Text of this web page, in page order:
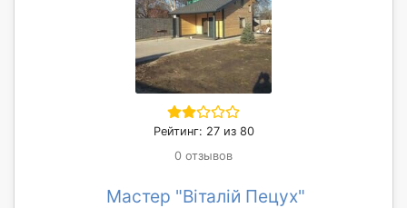
Рейтинг: 27 из 80
0 отзывов
Мастер "Віталій Пецух"